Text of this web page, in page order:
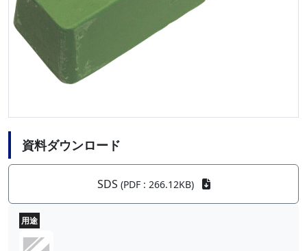
資料ダウンロード
SDS (PDF : 266.12KB)
用途